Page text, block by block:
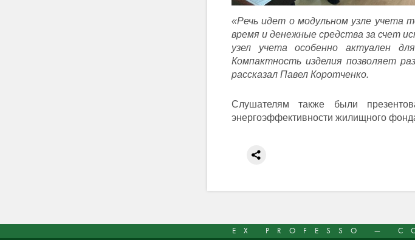
«Речь идет о модульном узле учета
время и денежные средства за счет
узел учета особенно актуален
Компактность изделия позволяет
рассказал Павел Коротченко.
Слушателям также были
энергоэффективности жилищного
EX PROFESSO —